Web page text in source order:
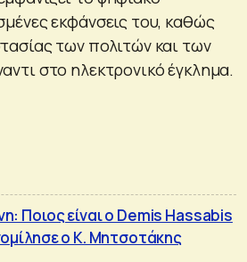
εκφάνσεις του, καθώς
των πολιτών και των
στο ηλεκτρονικό έγκλημα.
Ποιος είναι ο Demis Hassabis
ο Κ. Μητσοτάκης